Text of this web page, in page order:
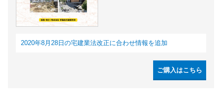
2020年8月28日の宅建業法改正に合わせ情報を追加
ご購入はこちら